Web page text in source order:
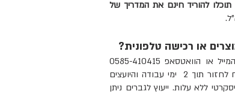
תוכלו להוריד חינם אתהמדריך של
או רכישה טלפונית?
המיילאו הוואטסאפ 0585-410415
ולהשאיר שם מספר טלפון ליצירת קשר. נשמח לחזור תוך 2 ימי עבודה והיועצים
ללא עלות. ייעוץ לגברים ניתן